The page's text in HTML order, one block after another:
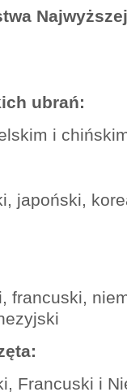
ubrań:
i
japoński,
francuski,
Francuski i